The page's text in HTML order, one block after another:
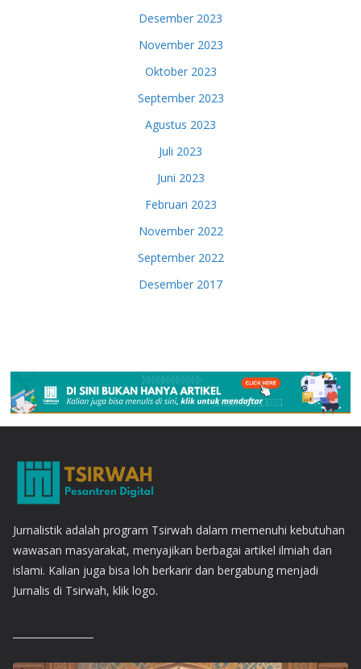
Desember 2023
November 2023
Oktober 2023
September 2023
Agustus 2023
Juli 2023
Juni 2023
Februari 2023
November 2022
September 2022
Desember 2017
Jurnalistik adalah program Tsirwah dalam memenuhi kebutuhan
wawasan masyarakat, menyajikan berbagai artikel ilmiah dan
islami. Kalian juga bisa loh berkarir dan bergabung menjadi
Jurnalis di Tsirwah, klik logo.